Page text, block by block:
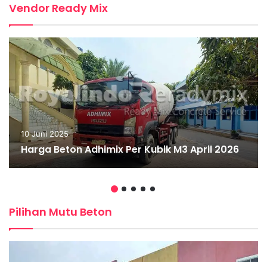
Vendor Ready Mix
10 Juni 2025
Harga Beton Adhimix Per Kubik M3 April 2026
Pilihan Mutu Beton